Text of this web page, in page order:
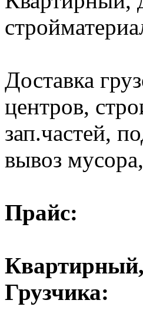
Доставка
центров,
зап.частей,
вывоз
Прайс:
Грузчика: